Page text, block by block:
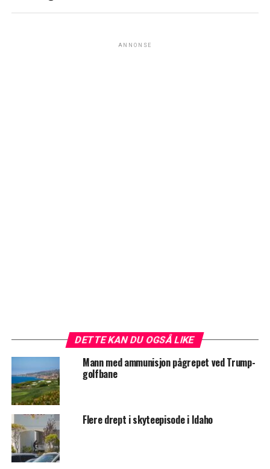
ANNONSE
DETTE KAN DU OGSÅ LIKE
Mann med ammunisjon pågrepet ved Trump-
golfbane
Flere drept i skyteepisode i Idaho